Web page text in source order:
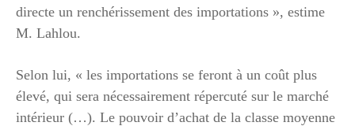
directe un renchérissement des importations », estime
M. Lahlou.
Selon lui, « les importations se feront à un coût plus
élevé, qui sera nécessairement répercuté sur le marché
intérieur (…). Le pouvoir d’achat de la classe moyenne